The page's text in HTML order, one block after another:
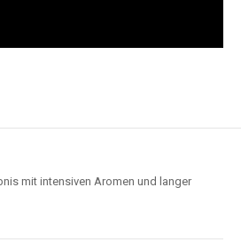
mit intensiven Aromen und langer